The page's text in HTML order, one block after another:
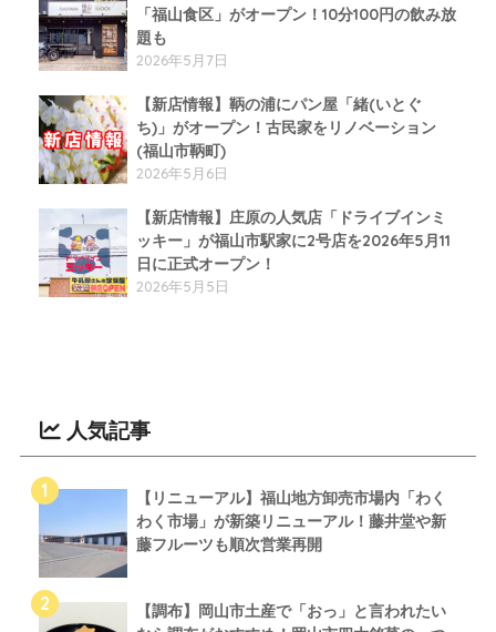
「福山食区」がオープン！10分100円の飲み放
題も
2026年5月7日
【新店情報】鞆の浦にパン屋「緒(いとぐ
ち)」がオープン！古民家をリノベーション
(福山市鞆町)
2026年5月6日
【新店情報】庄原の人気店「ドライブインミ
ッキー」が福山市駅家に2号店を2026年5月11
日に正式オープン！
2026年5月5日
人気記事
【リニューアル】福山地方卸売市場内「わく
わく市場」が新築リニューアル！藤井堂や新
藤フルーツも順次営業再開
【調布】岡山市土産で「おっ」と言われたい